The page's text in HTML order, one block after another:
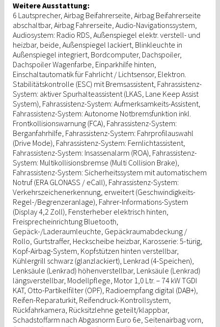
Weitere Ausstattung:
6 Lautsprecher, Airbag Beifahrerseite, Airbag Beifahrerseite
abschaltbar, Airbag Fahrerseite, Audio-Navigationssystem,
Audiosystem: Radio RDS, Außenspiegel elektr. verstell- und
heizbar, beide, Außenspiegel lackiert, Blinkleuchte in
Außenspiegel integriert, Bordcomputer, Dachspoiler,
Dachspoiler Wagenfarbe, Einparkhilfe hinten,
Einschaltautomatik für Fahrlicht / Lichtsensor, Elektron.
Stabilitätskontrolle (ESC) mit Bremsassistent, Fahrassistenz-
System: aktiver Spurhalteassistent (LKAS, Lane Keep Assist
System), Fahrassistenz-System: Aufmerksamkeits-Assistent,
Fahrassistenz-System: Autonome Notbremsfunktion inkl.
Frontkollisionswarnung (FCA), Fahrassistenz-System:
Berganfahrhilfe, Fahrassistenz-System: Fahrprofilauswahl
(Drive Mode), Fahrassistenz-System: Fernlichtassistent,
Fahrassistenz-System: Insassenalarm (ROA), Fahrassistenz-
System: Multikollisionsbremse (Multi Collision Brake),
Fahrassistenz-System: Sicherheitssystem mit automatischem
Notruf (ERA GLONASS / eCall), Fahrassistenz-System:
Verkehrszeichenerkennung, erweitert (Geschwindigkeits-
Regel-/Begrenzeranlage), Fahrer-Informations-System
(Display 4,2 Zoll), Fensterheber elektrisch hinten,
Freisprecheinrichtung Bluetooth,
Gepäck-/Laderaumleuchte, Gepäckraumabdeckung /
Rollo, Gurtstraffer, Heckscheibe heizbar, Karosserie: 5-türig,
Kopf-Airbag-System, Kopfstützen hinten verstellbar,
Kühlergrill schwarz (glanzlackiert), Lenkrad (4-Speichen),
Lenksäule (Lenkrad) höhenverstellbar, Lenksäule (Lenkrad)
längsverstellbar, Modellpflege, Motor 1,0 Ltr. – 74 kW TGDI
KAT, Otto-Partikelfilter (OPF), Radioempfang digital (DAB+),
Reifen-Reparaturkit, Reifendruck-Kontrollsystem,
Rückfahrkamera, Rücksitzlehne geteilt/klappbar,
Schadstoffarm nach Abgasnorm Euro 6e, Seitenairbag vorn,